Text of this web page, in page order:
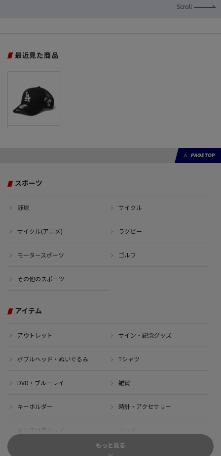
Scroll
最近見た商品
PAGE TOP
スポーツ
野球 サイクル
サイクル(アニメ) ラグビー
モータースポーツ ゴルフ
その他のスポーツ
アイテム
アウトレット サイン・記念グッズ
ボブルヘッド・ぬいぐるみ Tシャツ
DVD・ブルーレイ 雑貨
キーホルダー 時計・アクセサリー
インテリアグッズ
もっと見る